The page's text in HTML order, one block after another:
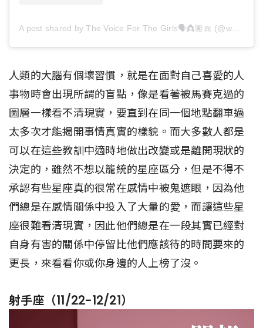
A post shared by The Voice For The Girls🗣👸🏽🎀 (@whatthegirlsay)
人類的大腦有個壞習慣，就是在面對自己喜愛的人
事物時會出現所謂的盲點，像是看著被馬賽克過的
圖層一樣看不清現實，要直到在同一個地點翻車過
太多次才能揭開事情真實的樣貌。而大多數人都是
可以在這些教訓中適時地做出改變或是離開現狀的
決定的，雖然不想以籠統的星座區分，但是不得不
承認有些星座真的很常在感情中被鬼遮眼，因為他
們總是在感情關係中投入了大量的愛，而讓這些星
座很難看清現實，因此他們總是在一段其實已經對
自身有害的關係中停留比他們應該待的時間要來的
更長，來看看你或你身邊的人上榜了沒。
射手座（11/22-12/21）